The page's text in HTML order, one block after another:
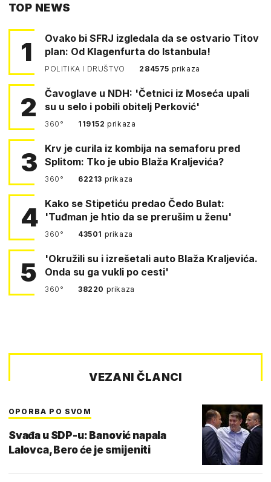
TOP NEWS
1
Ovako bi SFRJ izgledala da se ostvario Titov
plan: Od Klagenfurta do Istanbula!
POLITIKA I DRUŠTVO 284575 prikaza
2
Čavoglave u NDH: 'Četnici iz Moseća upali
su u selo i pobili obitelj Perković'
360° 119152prikaza
3
Krv je curila iz kombija na semaforu pred
Splitom: Tko je ubio Blaža Kraljevića?
360° 62213 prikaza
4 Kako se Stipetiću predao Čedo Bulat:
'Tuđman je htio da se prerušim u ženu'
360° 43501 prikaza
5
'Okružili su i izrešetali auto Blaža Kraljevića.
Onda su ga vukli po cesti'
360° 38220 prikaza
VEZANI ČLANCI
OPORBA PO SVOM
Svađa u SDP-u: Banović napala
Lalovca, Bero će je smijeniti